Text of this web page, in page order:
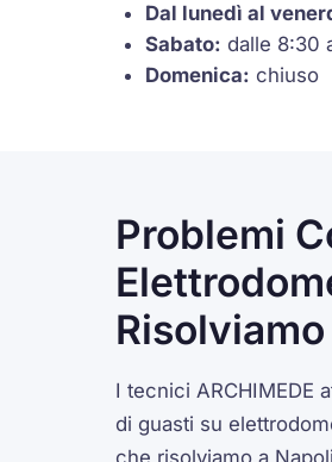
Dal lunedì al
Sabato: dalle 8:30
Domenica: chiuso
Problemi
Risolviamo
I tecnici ARCHIMEDE
di guasti su